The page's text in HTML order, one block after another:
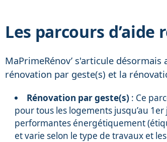
Les parcours d’aide
MaPrimeRénov’ s'articule
rénovation par geste(s) et la
Rénovation par geste(s) : Ce
pour tous les logements jusqu’au
performantes énergétiquement
et varie selon le type de travaux et